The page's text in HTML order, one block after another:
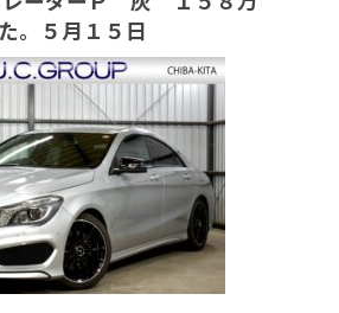
。５月１５日